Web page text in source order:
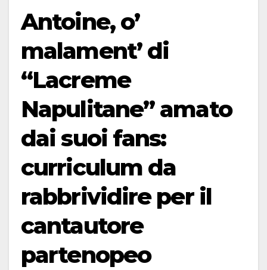
Antoine, o’
malament’ di
“Lacreme
Napulitane” amato
dai suoi fans:
curriculum da
rabbrividire per il
cantautore
partenopeo